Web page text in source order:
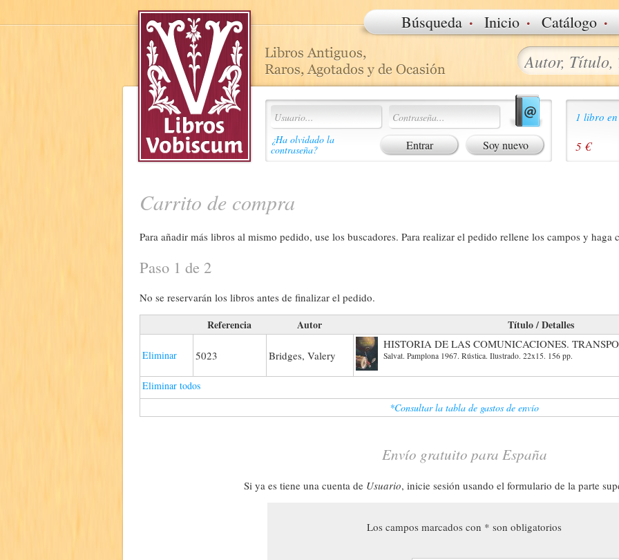
Búsqueda · Inicio · Catálogo ·
¿Ha olvidado la
contraseña? Soy nuevo
1 libro
5 €
Carrito de compra
Para añadir más libros al mismo pedido, use los buscadores. Para realizar el pedido rellene los campos y haga
Paso 1 de 2
No se reservarán los libros antes de finalizar el pedido.
Referencia Autor Título / Detalles
Eliminar 5023 Bridges, Valery
HISTORIA DE LAS COMUNICACIONES.
Salvat. Pamplona 1967. Rústica. Ilustrado. 22x15. 156 pp.
Eliminar todos
*Consultar la tabla de gastos de envío
Envío gratuito para España
Si ya es tiene una cuenta de Usuario, inicie sesión usando el formulario de la parte
Los campos marcados con * son obligatorios